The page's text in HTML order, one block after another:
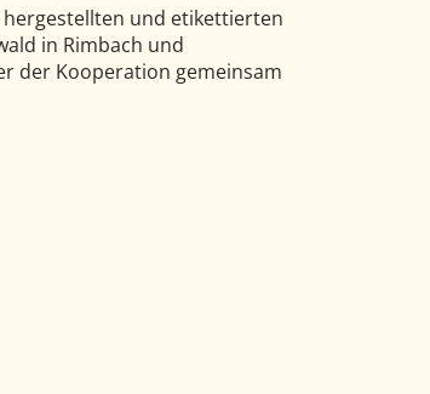
hergestellten und etikettierten
in Rimbach und
der Kooperation gemeinsam